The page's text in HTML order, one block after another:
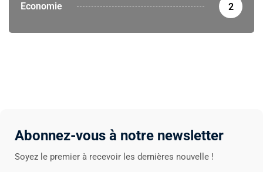
Economie 2
Abonnez-vous à notre newsletter
Soyez le premier à recevoir les dernières nouvelle !